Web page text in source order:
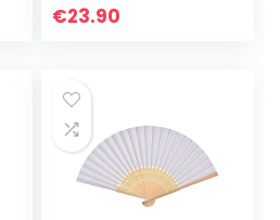
verleiding
€23.90